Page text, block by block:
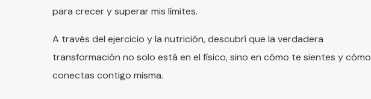
para crecer y superar mis límites.
A través del ejercicio y la nutrición, descubrí que la verdadera
transformación no solo está en el físico, sino en cómo te sientes y cómo
conectas contigo misma.